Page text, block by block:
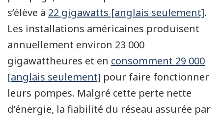
s’élève à 22 gigawatts [anglais seulement].
Les installations américaines produisent
annuellement environ 23 000
gigawattheures et en consomment 29 000
[anglais seulement] pour faire fonctionner
leurs pompes. Malgré cette perte nette
d’énergie, la fiabilité du réseau assurée par